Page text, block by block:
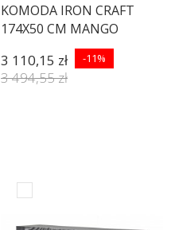
KOMODA IRON CRAFT
174X50 CM MANGO
3 110,15 zł -11%
3 494,55 zł